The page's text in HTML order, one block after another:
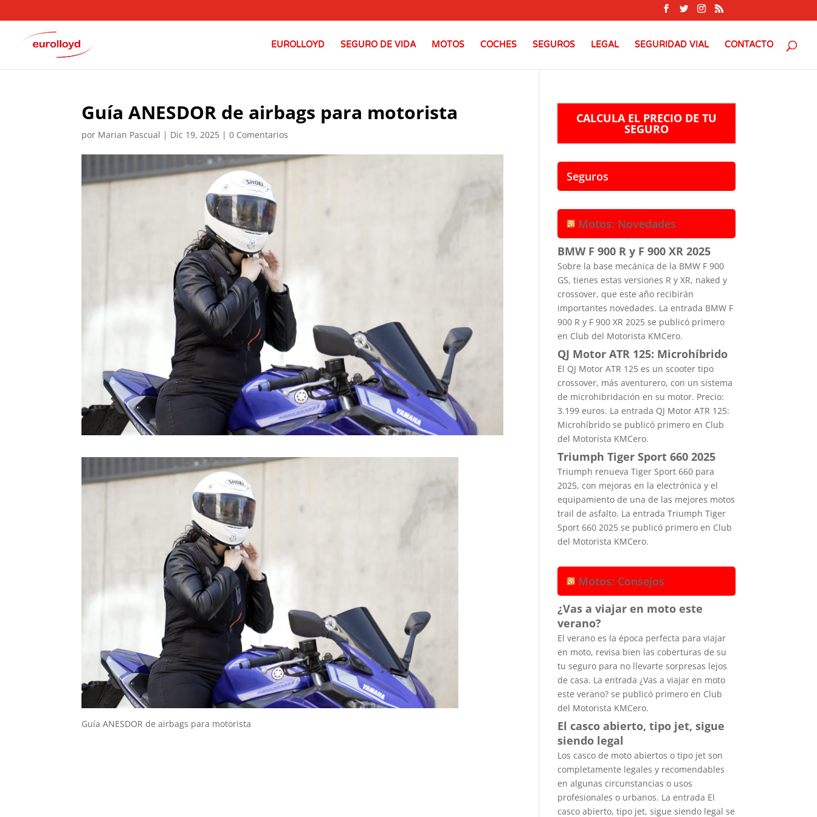
EUROLLOYD SEGURO DE VIDA MOTOS COCHES SEGUROS LEGAL SEGURIDAD VIAL CONTACTO
Guía ANESDOR de airbags para motorista
por Marian Pascual | Dic 19, 2025 |0 Comentarios
Guía ANESDOR de airbags para motorista
CALCULA EL PRECIO DE TU
SEGURO
Seguros
Motos: Novedades
BMW F 900 R y F 900 XR 2025
Sobre la base mecánica de la BMW F 900
GS, tienes estas versiones R y XR, naked y
crossover, que este año recibirán
importantes novedades. La entrada BMW F
900 R y F 900 XR 2025 se publicó primero
en Club del Motorista KMCero.
QJ Motor ATR 125: Microhíbrido
El QJ Motor ATR 125 es un scooter tipo
crossover, más aventurero, con un sistema
de microhibridación en su motor. Precio:
3.199 euros. La entrada QJ Motor ATR 125:
Microhíbrido se publicó primero en Club
del Motorista KMCero.
Triumph Tiger Sport 660 2025
Triumph renueva Tiger Sport 660 para
2025, con mejoras en la electrónica y el
equipamiento de una de las mejores motos
trail de asfalto. La entrada Triumph Tiger
Sport 660 2025 se publicó primero en Club
del Motorista KMCero.
Motos: Consejos
¿Vas a viajar en moto este
verano?
El verano es la época perfecta para viajar
en moto, revisa bien las coberturas de su
tu seguro para no llevarte sorpresas lejos
de casa. La entrada ¿Vas a viajar en moto
este verano? se publicó primero en Club
del Motorista KMCero.
El casco abierto, tipo jet, sigue
siendo legal
Los casco de moto abiertos o tipo jet son
completamente legales y recomendables
en algunas circunstancias o usos
profesionales o urbanos. La entrada El
casco abierto, tipo jet, sigue siendo legal se